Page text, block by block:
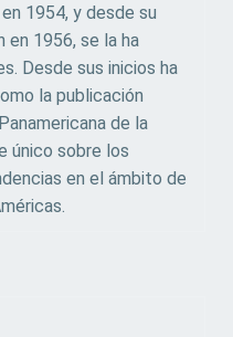
1954, y desde su
en 1956, se la ha
Desde sus inicios ha
la publicación
de la
único sobre los
en el ámbito de